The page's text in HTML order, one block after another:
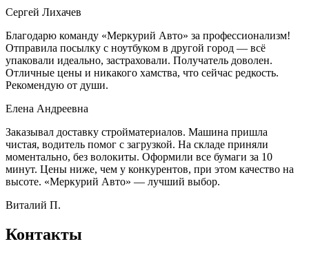
Сергей Лихачев
Благодарю команду «Меркурий Авто» за профессионализм!
Отправила посылку с ноутбуком в другой город — всё
упаковали идеально, застраховали. Получатель доволен.
Отличные цены и никакого хамства, что сейчас редкость.
Рекомендую от души.
Елена Андреевна
Заказывал доставку стройматериалов. Машина пришла
чистая, водитель помог с загрузкой. На складе приняли
моментально, без волокиты. Оформили все бумаги за 10
минут. Цены ниже, чем у конкурентов, при этом качество на
высоте. «Меркурий Авто» — лучший выбор.
Виталий П.
Контакты